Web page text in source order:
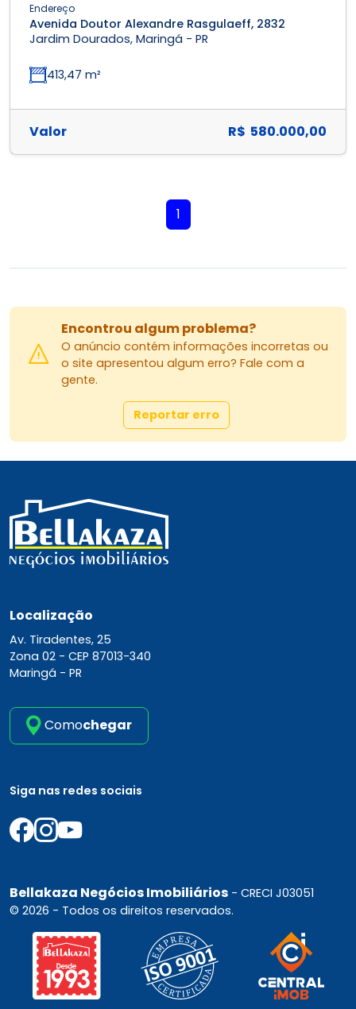
Endereço
Avenida Doutor Alexandre Rasgulaeff, 2832
Jardim Dourados, Maringá - PR
413,47 m²
Valor R$ 580.000,00
1
Encontrou algum problema?
O anúncio contém informações incorretas ou
o site apresentou algum erro? Fale com a
gente.
Reportar erro
Localização
Av. Tiradentes, 25
Zona 02 - CEP 87013-340
Maringá - PR
Comochegar
Siga nas redes sociais
Bellakaza Negócios Imobiliários - CRECI J03051
© 2026 - Todos os direitos reservados.